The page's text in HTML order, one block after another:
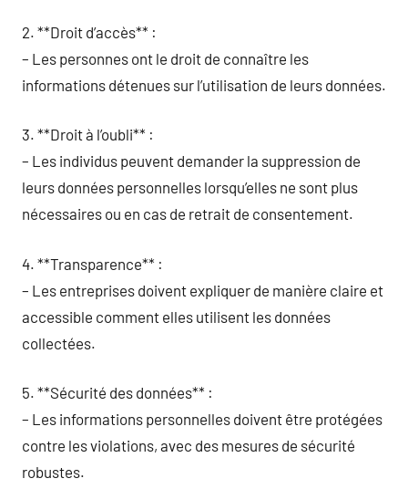
2. **Droit d’accès** :
– Les personnes ont le droit de connaître les
informations détenues sur l’utilisation de leurs données.
3. **Droit à l’oubli** :
– Les individus peuvent demander la suppression de
leurs données personnelles lorsqu’elles ne sont plus
nécessaires ou en cas de retrait de consentement.
4. **Transparence** :
– Les entreprises doivent expliquer de manière claire et
accessible comment elles utilisent les données
collectées.
5. **Sécurité des données** :
– Les informations personnelles doivent être protégées
contre les violations, avec des mesures de sécurité
robustes.